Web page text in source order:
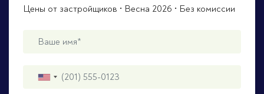
Цены от застройщиков • Весна 2026 • Без комиссии